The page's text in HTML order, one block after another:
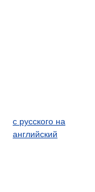
с русского на
английский